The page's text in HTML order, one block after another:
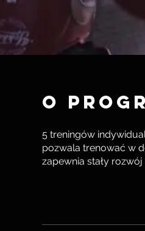
O
5 treningów
pozwala trenować w
zapewnia stały